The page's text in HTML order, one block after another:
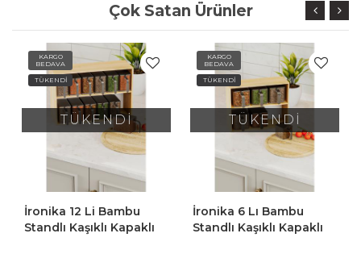
Çok Satan Ürünler
KARGO
BEDAVA
TÜKENDİ
TÜKENDİ
İronika 6 Lı Bambu
Standlı Kaşıklı Kapaklı
KARGO
BEDAVA
TÜKENDİ
TÜKENDİ
İronika 12 Li
Standlı Kaşıklı